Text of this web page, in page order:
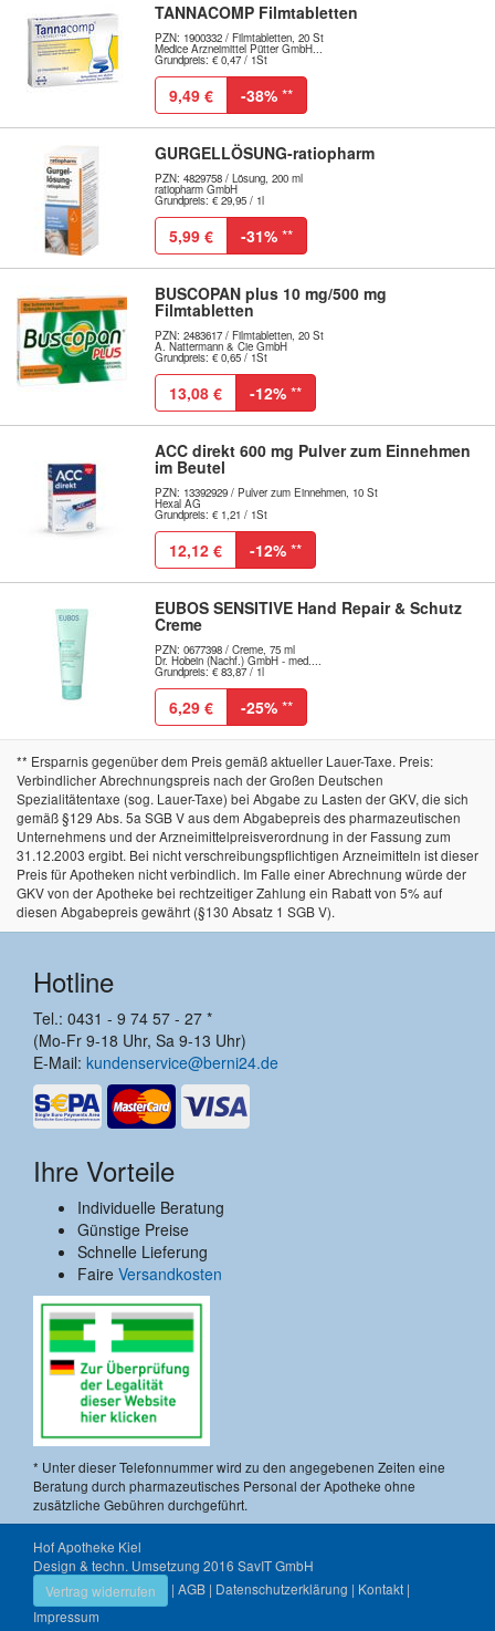
TANNACOMP Filmtabletten
PZN: 1900332 / Filmtabletten, 20 St
Medice Arzneimittel Pütter GmbH...
Grundpreis: € 0,47 / 1St
9,49 € -38% **
GURGELLÖSUNG-ratiopharm
PZN: 4829758 / Lösung, 200 ml
ratiopharm GmbH
Grundpreis: € 29,95 / 1l
5,99 € -31% **
BUSCOPAN plus 10 mg/500 mg
Filmtabletten
PZN: 2483617 / Filmtabletten, 20 St
A. Nattermann & Cie GmbH
Grundpreis: € 0,65 / 1St
13,08 € -12% **
ACC direkt 600 mg Pulver zum Einnehmen
im Beutel
PZN: 13392929 / Pulver zum Einnehmen, 10 St
Hexal AG
Grundpreis: € 1,21 / 1St
12,12 € -12% **
EUBOS SENSITIVE Hand Repair & Schutz
Creme
PZN: 0677398 / Creme, 75 ml
Dr. Hobein (Nachf.) GmbH - med....
Grundpreis: € 83,87 / 1l
6,29 € -25% **
** Ersparnis gegenüber dem Preis gemäß aktueller Lauer-Taxe. Preis:
Verbindlicher Abrechnungspreis nach der Großen Deutschen
Spezialitätentaxe (sog. Lauer-Taxe) bei Abgabe zu Lasten der GKV, die sich
gemäß §129 Abs. 5a SGB V aus dem Abgabepreis des pharmazeutischen
Unternehmens und der Arzneimittelpreisverordnung in der Fassung zum
31.12.2003 ergibt. Bei nicht verschreibungspflichtigen Arzneimitteln ist dieser
Preis für Apotheken nicht verbindlich. Im Falle einer Abrechnung würde der
GKV von der Apotheke bei rechtzeitiger Zahlung ein Rabatt von 5% auf
diesen Abgabepreis gewährt (§130 Absatz 1 SGB V).
Hotline
Tel.: 0431 - 9 74 57 - 27 *
(Mo-Fr 9-18 Uhr, Sa 9-13 Uhr)
E-Mail: kundenservice@berni24.de
Ihre Vorteile
Individuelle Beratung
Günstige Preise
Schnelle Lieferung
Faire Versandkosten
* Unter dieser Telefonnummer wird zu den angegebenen Zeiten eine
Beratung durch pharmazeutisches Personal der Apotheke ohne
zusätzliche Gebühren durchgeführt.
Hof Apotheke Kiel
Design & techn. Umsetzung 2016 SavIT GmbH
Vertrag widerrufen
| AGB | Datenschutzerklärung | Kontakt |
Impressum